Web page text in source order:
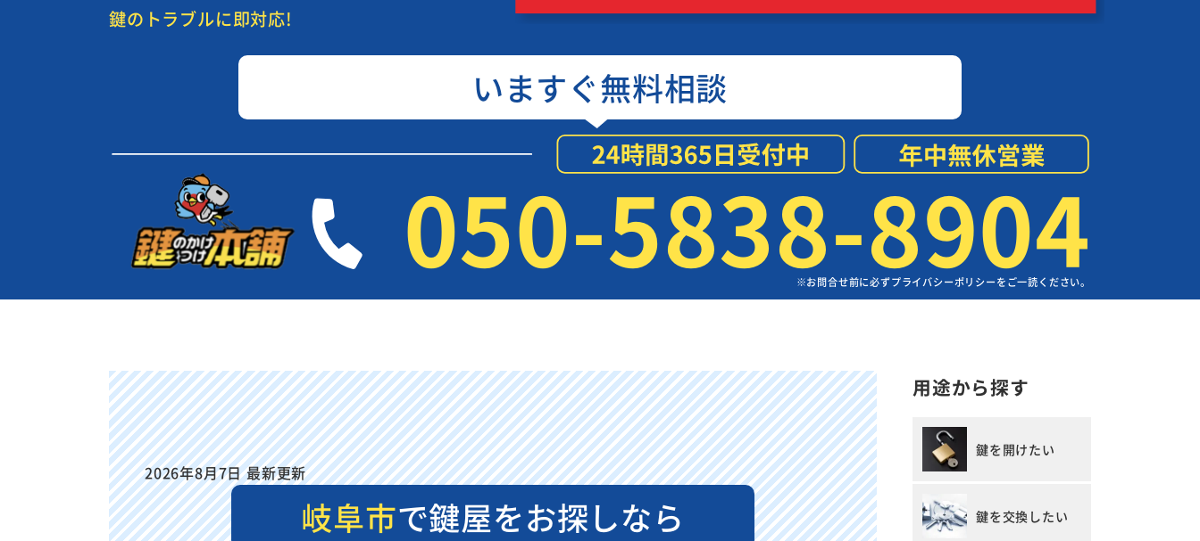
鍵のトラブルに即対応!
いますぐ無料相談
050-5838-8904
※お問合せ前に必ずプライバシーポリシーをご一読ください。
2026年8月7日 最新更新
岐阜市で鍵屋をお探しなら
用途から探す
鍵を開けたい
鍵を交換したい